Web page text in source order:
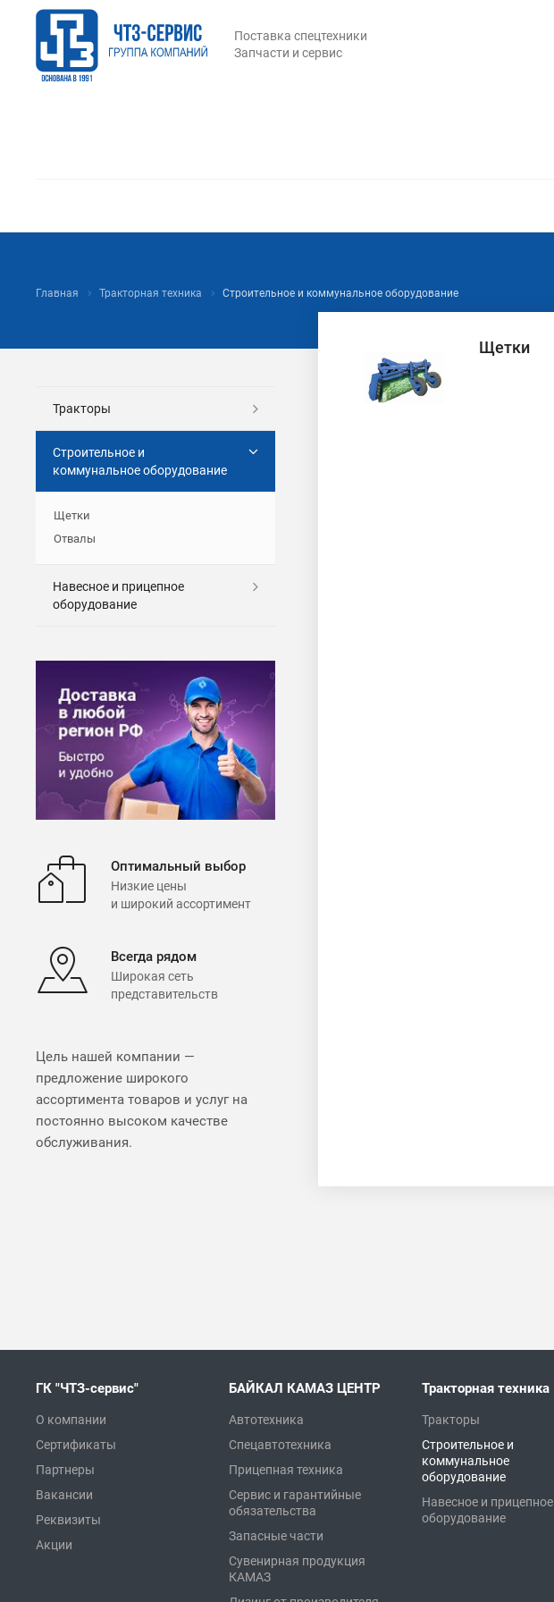
Поставка спецтехники
Запчасти и сервис
Главная Тракторная техника Строительное и коммунальное оборудование
Щетки
Тракторы
Строительное и
коммунальное оборудование
Щетки
Отвалы
Навесное и прицепное
оборудование
Оптимальный выбор
Низкие цены
и широкий ассортимент
Всегда рядом
Широкая сеть
представительств
Цель нашей компании —
предложение широкого
ассортимента товаров и услуг на
постоянно высоком качестве
обслуживания.
ГК "ЧТЗ-сервис"
О компании
Сертификаты
Партнеры
Вакансии
Реквизиты
Акции
БАЙКАЛ КАМАЗ ЦЕНТР
Автотехника
Спецавтотехника
Прицепная техника
Сервис и гарантийные
обязательства
Запасные части
Сувенирная продукция
КАМАЗ
Тракторная техника
Тракторы
Строительное и
коммунальное
оборудование
Навесное и прицепное
оборудование